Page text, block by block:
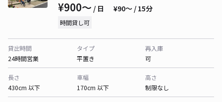
¥900〜 / 日 ¥90〜 / 15分
時間貸し可
貸出時間
24時間営業
タイプ
平置き
再入庫
可
長さ
430cm 以下
車幅
170cm 以下
高さ
制限なし